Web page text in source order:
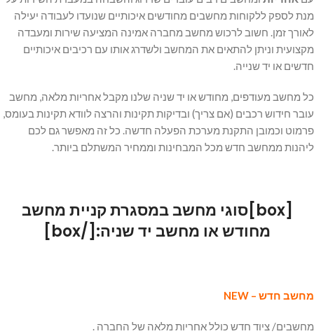
מנת לספק ללקוחות מחשבים מחודשים איכותיים שנועדו לעבודה יעילה
לאורך זמן. חשוב לרכוש מחשב מחברה אמינה המציעה שירות ומעבדה
מקצועית וניתן להתאים את המחשב ולשדרג אותו עם רכיבים איכותיים
חדשים או יד שנייה.
כל מחשב מעודפים, מחודש או יד שניה שלנו מקבל אחריות מלאה, מחשב
עובר חידוש רכבים (אם צריך) ובדיקות תקינות והרצה לוודא תקינות בעומס,
פרמוט וכמובן התקנת מערכת הפעלה חדשה. כל זה מאפשר גם לכם
ליהנות ממחשב חדש מכל המבחינות וממחיר המשתלם ביותר.
[box]
סוגי מחשב במסגרת קניית מחשב
מחודש או מחשב יד שניה: [/box]
מחשב חדש – NEW
מחשבים/ ציוד חדש כולל אחריות מלאה של החברה .